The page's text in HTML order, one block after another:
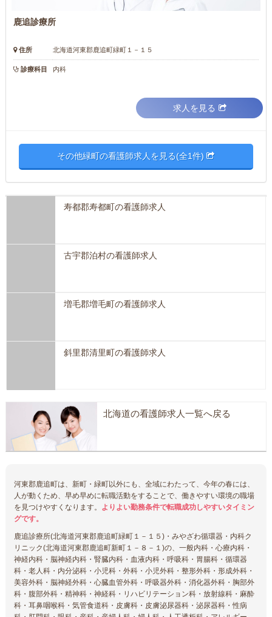
鹿追診療所
住所 北海道河東郡鹿追町緑町１－１５
診療科目 内科
求人を見る
その他緑町の看護師求人を見る(全1件)
寿都郡寿都町の看護師求人
古宇郡泊村の看護師求人
増毛郡増毛町の看護師求人
斜里郡清里町の看護師求人
北海道の看護師求人一覧へ戻る
河東郡鹿追町は、新町・緑町以外にも、全域にわたって、今年の春には、
人が動くため、早め早めに転職活動をすることで、働きやすい環境の職場
を見つけやすくなります。 よりよい勤務条件で転職成功しやすいタイミン
グです。
鹿追診療所(北海道河東郡鹿追町緑町１－１５)・みやざわ循環器・内科ク
リニック(北海道河東郡鹿追町新町１－８－１)の、一般内科・心療内科・
神経内科・脳神経内科・腎臓内科・血液内科・呼吸科・胃腸科・循環器
科・老人科・内分泌科・小児科・外科・小児外科・整形外科・形成外科・
美容外科・脳神経外科・心臓血管外科・呼吸器外科・消化器外科・胸部外
科・腹部外科・精神科・神経科・リハビリテーション科・放射線科・麻酔
科・耳鼻咽喉科・気管食道科・皮膚科・皮膚泌尿器科・泌尿器科・性病